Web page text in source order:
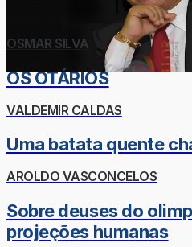
OSMAR SILVA
OS OTÁRIOS
VALDEMIR CALDAS
Uma batata quente
AROLDO VASCONCELOS
Sobre deuses do
projeções humanas